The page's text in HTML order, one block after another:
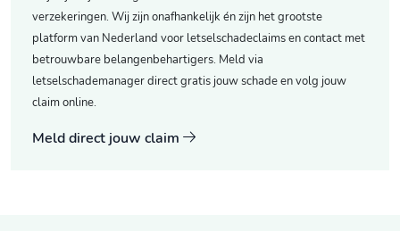
verzekeringen. Wij zijn onafhankelijk én zijn het grootste
platform van Nederland voor letselschadeclaims en contact met
betrouwbare belangenbehartigers. Meld via
letselschademanager direct gratis jouw schade en volg jouw
claim online.
Meld direct jouw claim